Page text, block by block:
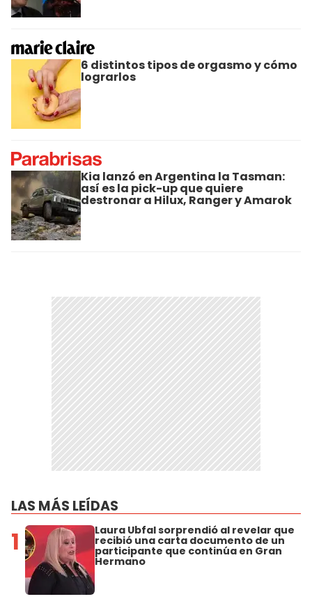
6 distintos tipos de orgasmo y cómo
lograrlos
Kia lanzó en Argentina la Tasman:
así es la pick-up que quiere
destronar a Hilux, Ranger y Amarok
LAS MÁS LEÍDAS
1 Laura Ubfal sorprendió al revelar que
recibió una carta documento de un
participante que continúa en Gran
Hermano